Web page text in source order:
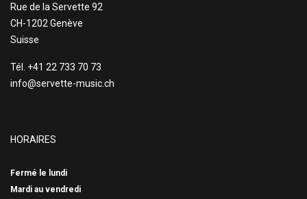
Rue de la Servette 92
CH-1202 Genève
Suisse
Tél. +41 22 733 70 73
info@servette-music.ch
HORAIRES
Fermé le lundi
Mardi au vendredi